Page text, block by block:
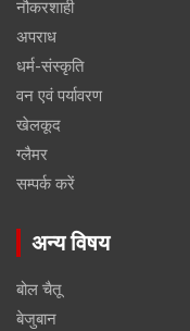
नौकरशाही
अपराध
धर्म-संस्कृति
वन एवं पर्यावरण
खेलकूद
ग्लैमर
सम्पर्क करें
अन्य विषय
बोल चैतू
बेजुबान